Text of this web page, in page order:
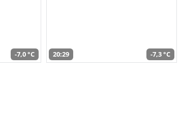
-7,0 °C 20:29 -7,3 °C